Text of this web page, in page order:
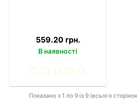
559.20 грн.
В наявності
Показано з 1 по 9 із 9 (всього